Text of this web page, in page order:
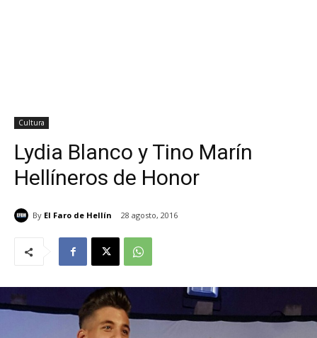
Cultura
Lydia Blanco y Tino Marín
Hellíneros de Honor
By El Faro de Hellín 28 agosto, 2016